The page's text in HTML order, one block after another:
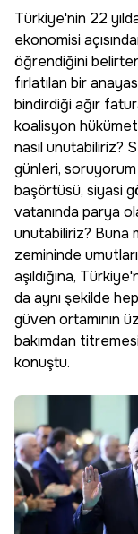
Türkiye'nin 22
ekonomisi
öğrendiğini
fırlatılan bir
bindirdiği ağır
koalisyon
nasıl unutabiliriz?
günleri, soruyorum
başörtüsü, siyasi
vatanında parya
unutabiliriz? Buna
zemininde
aşıldığına,
da aynı şekilde
güven ortamının
bakımdan
konuştu.